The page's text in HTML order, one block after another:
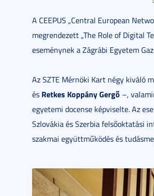
A CEEPUS „Central European
megrendezett „The Role of Digital
eseménynek a Zágrábi Egyetem
Az SZTE Mérnöki Kart négy kiváló
és Retkes Koppány Gergő –,
egyetemi docense képviselte. Az
Szlovákia és Szerbia felsőoktatási
szakmai együttműködés és